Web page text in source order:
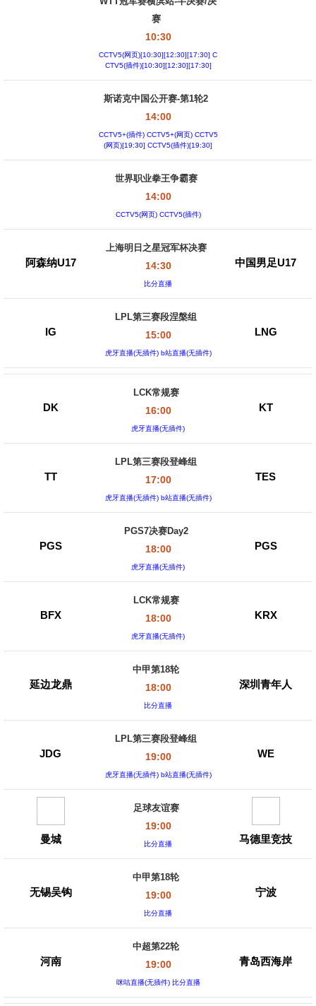
赛
10:30
CCTV5(网页)[10:30][12:30][17:30] C
CTV5(插件)[10:30][12:30][17:30]
斯诺克中国公开赛-第1轮2
14:00
CCTV5+(插件) CCTV5+(网页) CCTV5
(网页)[19:30] CCTV5(插件)[19:30]
世界职业拳王争霸赛
14:00
CCTV5(网页) CCTV5(插件)
阿森纳U17
上海明日之星冠军杯决赛
14:30
比分直播
中国男足U17
IG
LPL第三赛段涅槃组
15:00
虎牙直播(无插件) b站直播(无插件)
LNG
DK
LCK常规赛
16:00
虎牙直播(无插件)
KT
TT
LPL第三赛段登峰组
17:00
虎牙直播(无插件) b站直播(无插件)
TES
PGS
PGS7决赛Day2
18:00
虎牙直播(无插件)
PGS
BFX
LCK常规赛
18:00
虎牙直播(无插件)
KRX
延边龙鼎
中甲第18轮
18:00
比分直播
深圳青年人
JDG
LPL第三赛段登峰组
19:00
虎牙直播(无插件) b站直播(无插件)
WE
曼城
足球友谊赛
19:00
比分直播 马德里竞技
无锡吴钩
中甲第18轮
19:00
比分直播
宁波
河南
中超第22轮
19:00
咪咕直播(无插件) 比分直播
青岛西海岸